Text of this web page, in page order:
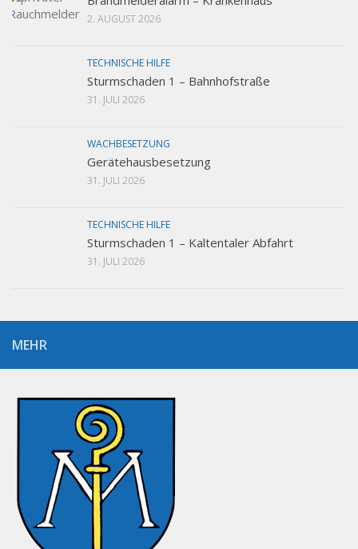
2. AUGUST 2026
TECHNISCHE HILFE
Sturmschaden 1 – Bahnhofstraße
31. JULI 2026
WACHBESETZUNG
Gerätehausbesetzung
31. JULI 2026
TECHNISCHE HILFE
Sturmschaden 1 – Kaltentaler Abfahrt
31. JULI 2026
MEHR